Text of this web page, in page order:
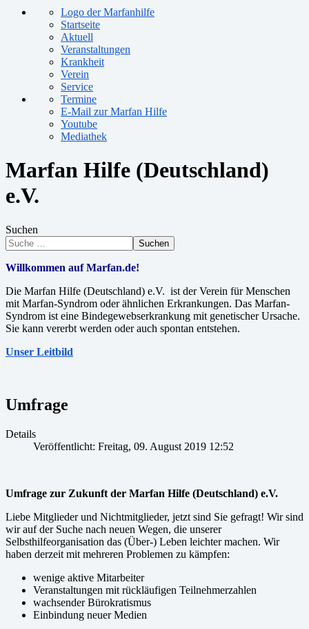
Logo der Marfanhilfe
Startseite
Aktuell
Veranstaltungen
Krankheit
Verein
Service
Termine
E-Mail zur Marfan Hilfe
Youtube
Mediathek
Marfan Hilfe (Deutschland)
e.V.
Suchen
Suchen
Willkommen auf Marfan.de!
Die Marfan Hilfe (Deutschland) e.V. ist der Verein für Menschen
mit Marfan-Syndrom oder ähnlichen Erkrankungen. Das Marfan-
Syndrom ist eine Bindegewebserkrankung mit genetischer Ursache.
Sie kann vererbt werden oder auch spontan entstehen.
Unser Leitbild
Umfrage
Details
Veröffentlicht: Freitag, 09. August 2019 12:52
Umfrage zur Zukunft der Marfan Hilfe (Deutschland) e.V.
Liebe Mitglieder und Nichtmitglieder, jetzt sind Sie gefragt! Wir sind
wir auf der Suche nach neuen Wegen, die unserer
Selbsthilfeorganisation das (Über-) Leben leichter machen. Wir
haben derzeit mit mehreren Problemen zu kämpfen:
wenige aktive Mitarbeiter
Veranstaltungen mit rückläufigen Teilnehmerzahlen
wachsender Bürokratismus
Einbindung neuer Medien